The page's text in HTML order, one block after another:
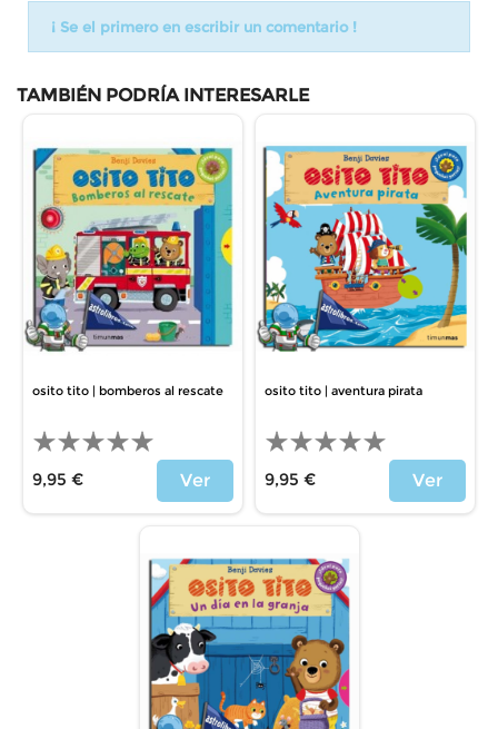
¡ Se el primero en escribir un comentario !
TAMBIÉN PODRÍA INTERESARLE
osito tito | bomberos al rescate
9,95 €
Ver
osito tito | aventura pirata
9,95 €
Ver